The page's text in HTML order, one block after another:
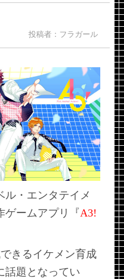
投稿者：フラガール
ル・エンタテイメ
ゲームアプリ『A3!
きるイケメン育成
話題となってい